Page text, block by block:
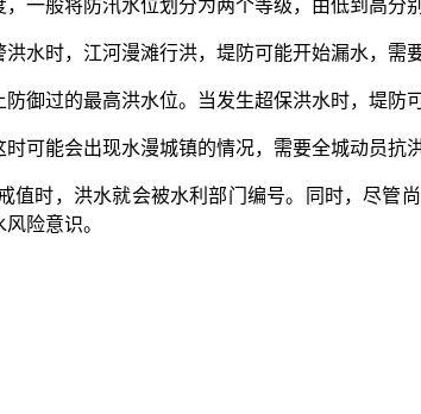
般将防汛水位划分为两个等级，由低到高分别
时，江河漫滩行洪，堤防可能开始漏水，需要
过的最高洪水位。当发生超保洪水时，堤防
能会出现水漫城镇的情况，需要全城动员抗洪
，洪水就会被水利部门编号。同时，尽管
险意识。